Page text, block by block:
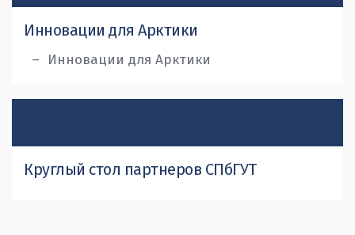
Инновации для Арктики
Инновации для Арктики
Круглый стол партнеров СПбГУТ